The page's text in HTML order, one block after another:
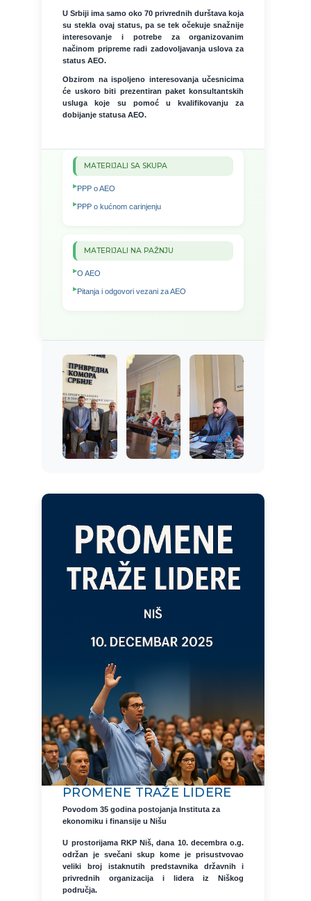
U Srbiji ima samo oko 70 privrednih durštava koja
su stekla ovaj status, pa se tek očekuje snažnije
interesovanje i potrebe za organizovanim
načinom pripreme radi zadovoljavanja uslova za
status AEO.
Obzirom na ispoljeno interesovanja učesnicima
će uskoro biti prezentiran paket konsultantskih
usluga koje su pomoć u kvalifikovanju za
dobijanje statusa AEO.
MATERIJALI SA SKUPA
PPP o AEO
PPP o kućnom carinjenju
MATERIJALI NA PAŽNJU
O AEO
Pitanja i odgovori vezani za AEO
PROMENE TRAŽE LIDERE
Povodom 35 godina postojanja Instituta za
ekonomiku i finansije u Nišu
U prostorijama RKP Niš, dana 10. decembra o.g.
održan je svečani skup kome je prisustvovao
veliki broj istaknutih predstavnika državnih i
privrednih organizacija i lidera iz Niškog
područja.